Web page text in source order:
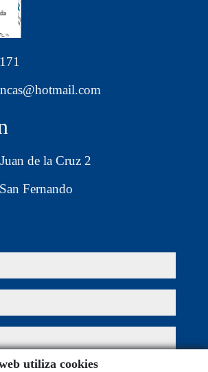
de la Cruz 2
Fernando
utiliza cookies